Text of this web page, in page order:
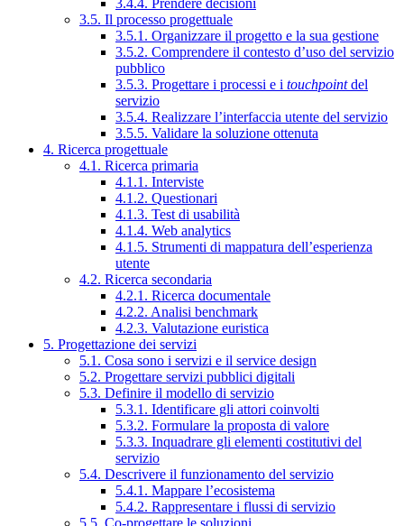
3.4.4. Prendere decisioni
3.5. Il processo progettuale
3.5.1. Organizzare il progetto e la sua gestione
3.5.2. Comprendere il contesto d’uso del servizio
pubblico
3.5.3. Progettare i processi e i touchpointdel
servizio
3.5.4. Realizzare l’interfaccia utente del servizio
3.5.5. Validare la soluzione ottenuta
4. Ricerca progettuale
4.1. Ricerca primaria
4.1.1. Interviste
4.1.2. Questionari
4.1.3. Test di usabilità
4.1.4. Web analytics
4.1.5. Strumenti di mappatura dell’esperienza
utente
4.2. Ricerca secondaria
4.2.1. Ricerca documentale
4.2.2. Analisi benchmark
4.2.3. Valutazione euristica
5. Progettazione dei servizi
5.1. Cosa sono i servizi e il service design
5.2. Progettare servizi pubblici digitali
5.3. Definire il modello di servizio
5.3.1. Identificare gli attori coinvolti
5.3.2. Formulare la proposta di valore
5.3.3. Inquadrare gli elementi costitutivi del
servizio
5.4. Descrivere il funzionamento del servizio
5.4.1. Mappare l’ecosistema
5.4.2. Rappresentare i flussi di servizio
5.5. Co-progettare le soluzioni